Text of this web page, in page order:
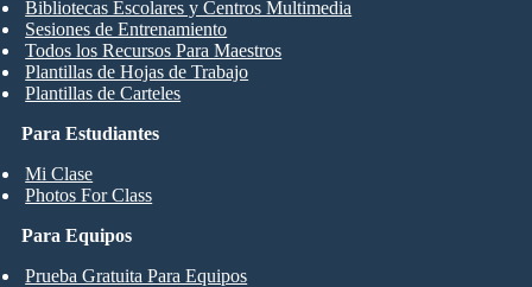
Para Estudiantes
Mi Clase
Photos For Class
Bibliotecas Escolares y Centros Multimedia
Sesiones de Entrenamiento
Todos los Recursos Para Maestros
Plantillas de Hojas de Trabajo
Plantillas de Carteles
Para Equipos
Prueba Gratuita Para Equipos